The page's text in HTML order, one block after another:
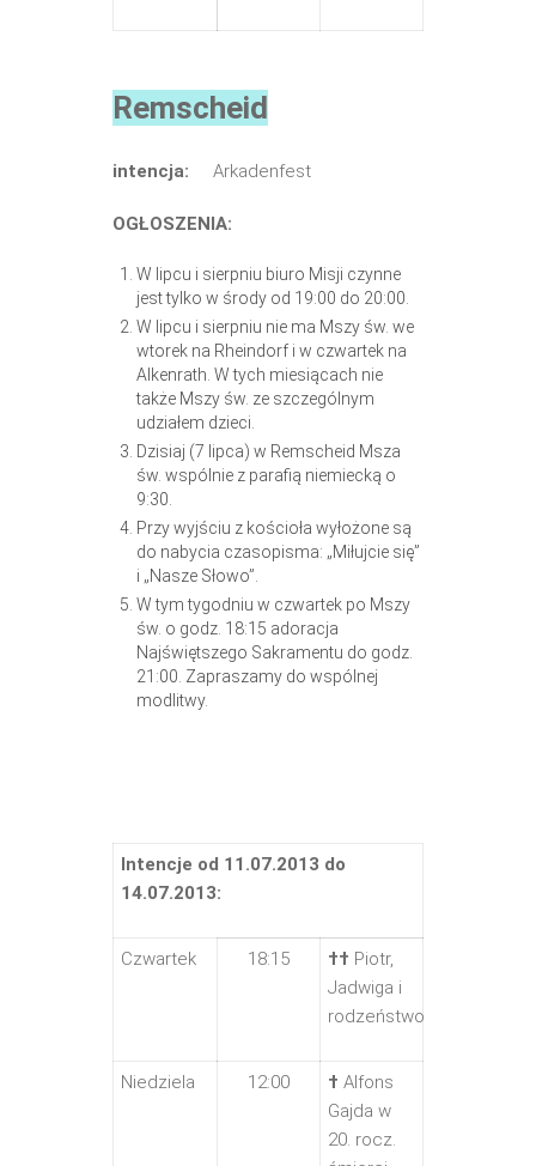
Remscheid
intencja: Arkadenfest
OGŁOSZENIA:
W lipcu i sierpniu biuro Misji czynne
jest tylko w środy od 19:00 do 20:00.
W lipcu i sierpniu nie ma Mszy św. we
wtorek na Rheindorf i w czwartek na
Alkenrath. W tych miesiącach nie
także Mszy św. ze szczególnym
udziałem dzieci.
Dzisiaj (7 lipca) w Remscheid Msza
św. wspólnie z parafią niemiecką o
9:30.
Przy wyjściu z kościoła wyłożone są
do nabycia czasopisma: „Miłujcie się”
i „Nasze Słowo”.
W tym tygodniu w czwartek po Mszy
św. o godz. 18:15 adoracja
Najświętszego Sakramentu do godz.
21:00. Zapraszamy do wspólnej
modlitwy.
Intencje od 11.07.2013 do
14.07.2013:
Czwartek 18:15 †† Piotr,
Jadwiga i
rodzeństwo
Niedziela 12:00 † Alfons
Gajda w
20. rocz.